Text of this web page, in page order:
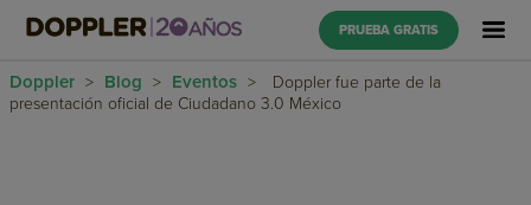
PRUEBA GRATIS
Doppler > Blog > Eventos >
Doppler fue parte de la
presentación oficial de Ciudadano 3.0 México